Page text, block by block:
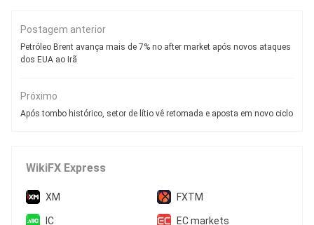
Postagem anterior
Petróleo Brent avança mais de 7% no after market após novos ataques
dos EUA ao Irã
Próximo
Após tombo histórico, setor de lítio vê retomada e aposta em novo ciclo
WikiFX Express
XM FXTM
IC EC markets